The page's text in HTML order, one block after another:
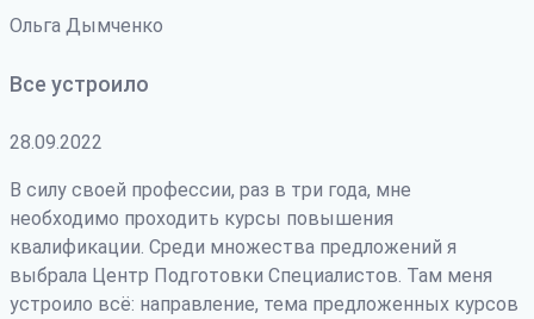
Ольга Дымченко
Все устроило
28.09.2022
В силу своей профессии, раз в три года, мне
необходимо проходить курсы повышения
квалификации. Среди множества предложений я
выбрала Центр Подготовки Специалистов. Там меня
устроило всё: направление, тема предложенных курсов